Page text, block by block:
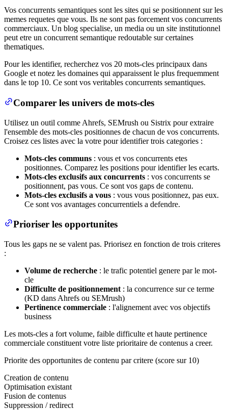
Vos concurrents semantiques sont les sites qui se positionnent sur les
memes requetes que vous. Ils ne sont pas forcement vos concurrents
commerciaux. Un blog specialise, un media ou un site institutionnel
peut etre un concurrent semantique redoutable sur certaines
thematiques.
Pour les identifier, recherchez vos 20 mots-cles principaux dans
Google et notez les domaines qui apparaissent le plus frequemment
dans le top 10. Ce sont vos veritables concurrents semantiques.
Comparer les univers de mots-cles
Utilisez un outil comme Ahrefs, SEMrush ou Sistrix pour extraire
l'ensemble des mots-cles positionnes de chacun de vos concurrents.
Croisez ces listes avec la votre pour identifier trois categories :
Mots-cles communs : vous et vos concurrents etes
positionnes. Comparez les positions pour identifier les ecarts.
Mots-cles exclusifs aux concurrents : vos concurrents se
positionnent, pas vous. Ce sont vos gaps de contenu.
Mots-cles exclusifs a vous : vous vous positionnez, pas eux.
Ce sont vos avantages concurrentiels a defendre.
Prioriser les opportunites
Tous les gaps ne se valent pas. Priorisez en fonction de trois criteres
:
Volume de recherche : le trafic potentiel genere par le mot-
cle
Difficulte de positionnement : la concurrence sur ce terme
(KD dans Ahrefs ou SEMrush)
Pertinence commerciale : l'alignement avec vos objectifs
business
Les mots-cles a fort volume, faible difficulte et haute pertinence
commerciale constituent votre liste prioritaire de contenus a creer.
Priorite des opportunites de contenu par critere (score sur 10)
Creation de contenu
Optimisation existant
Fusion de contenus
Suppression / redirect